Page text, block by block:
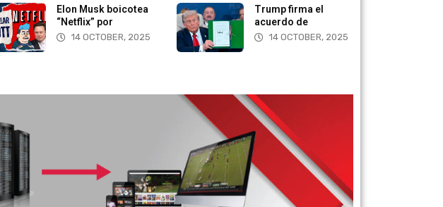
Elon Musk boicotea
“Netflix” por
14 OCTOBER, 2025
Trump firma el
acuerdo de
14 OCTOBER, 2025
YouTube and mobile.
can transmit without having your own equipment.